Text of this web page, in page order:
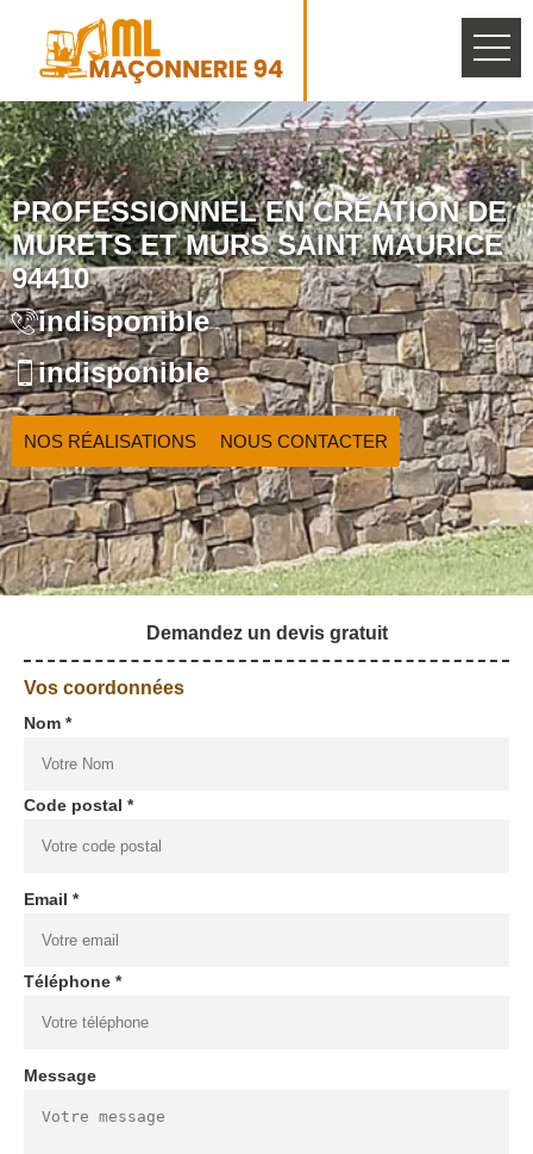
PROFESSIONNEL EN CRÉATION DE
MURETS ET MURS SAINT MAURICE
94410
indisponible
indisponible
NOS RÉALISATIONS NOUS CONTACTER
Demandez un devis gratuit
Vos coordonnées
Nom *
Code postal *
Email *
Téléphone *
Message